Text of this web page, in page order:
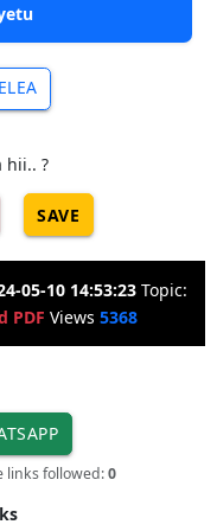
hii.. ?
SAVE
05-10 14:53:23 Topic:
PDF Views 5368
followed:0